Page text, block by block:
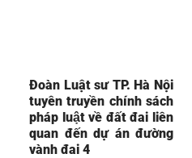
Đoàn Luật sư TP. Hà Nội
tuyên truyền chính sách
pháp luật về đất đai liên
quan đến dự án đường
vành đai 4